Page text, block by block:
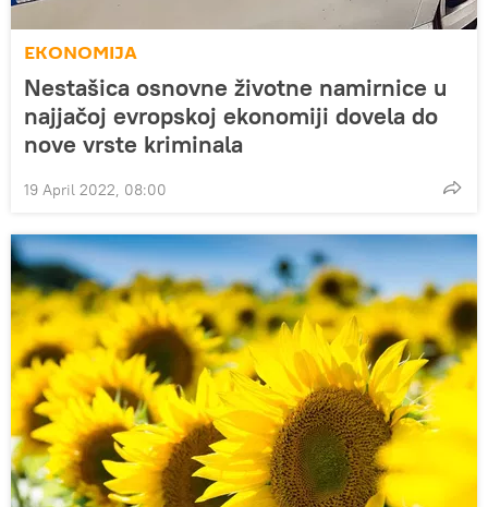
EKONOMIJA
Nestašica osnovne životne namirnice u
najjačoj evropskoj ekonomiji dovela do
nove vrste kriminala
19 April 2022, 08:00